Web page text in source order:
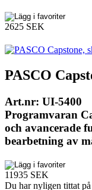
2625 SEK
PASCO
Art.nr: UI-5400
Programvaran
och avancerade
bearbetning av
11935 SEK
Du har nyligen tittat på